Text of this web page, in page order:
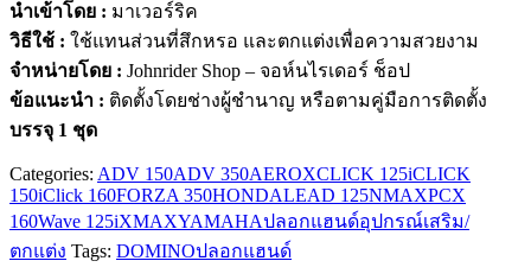
นำเข้าโดย : มาเวอร์ริค
วิธีใช้ : ใช้แทนส่วนที่สึกหรอ และตกแต่งเพื่อความสวยงาม
จำหน่ายโดย : Johnrider Shop – จอห์นไรเดอร์ ช็อป
ข้อแนะนำ : ติดตั้งโดยช่างผู้ชำนาญ หรือตามคู่มือการติดตั้ง
บรรจุ 1 ชุด
Categories: ADV 150ADV 350AEROXCLICK 125iCLICK
150iClick 160FORZA 350HONDALEAD 125NMAXPCX
160Wave 125iXMAXYAMAHAปลอกแฮนด์อุปกรณ์เสริม/
ตกแต่ง Tags: DOMINOปลอกแฮนด์